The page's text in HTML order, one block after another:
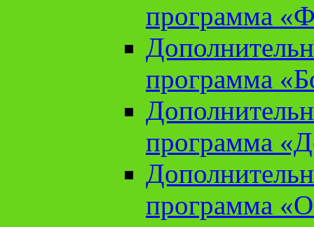
программа
программа
программа
программа